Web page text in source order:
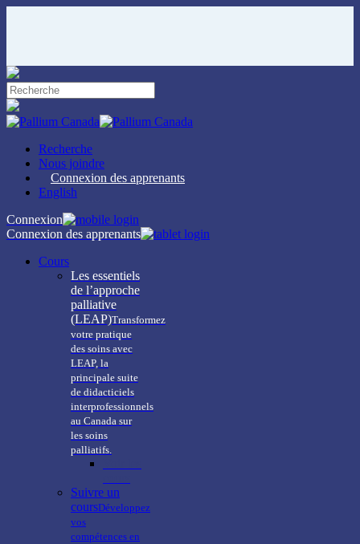
Close
Search
Recherche
Nous joindre
Connexion des apprenants
English
Connexion
Connexion des apprenants
Cours
Les essentiels
de l’approche
palliative
(LEAP)Transformez
votre pratique
des soins avec
LEAP, la
principale suite
de didacticiels
interprofessionnels
au Canada sur
les soins
palliatifs.
Suivre un
coursDéveloppez
vos
compétences en